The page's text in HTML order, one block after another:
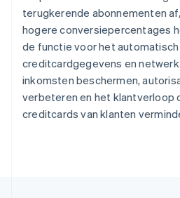
terugkerende abonnementen
hogere conversiepercentages
de functie voor het automatisch
creditcardgegevens en
inkomsten beschermen,
verbeteren en het klantverloop
creditcards van klanten
EspañolEnglish
Thailand
ไทย English
Tsjechië
English
Vasteland van China
简体中文 English
Verenigd Koninkrijk
English